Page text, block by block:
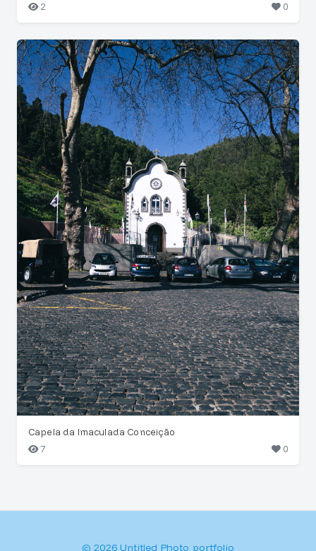
2
0
Capela da Imaculada Conceição
7
0
© 2026 Untitled Photo portfolio